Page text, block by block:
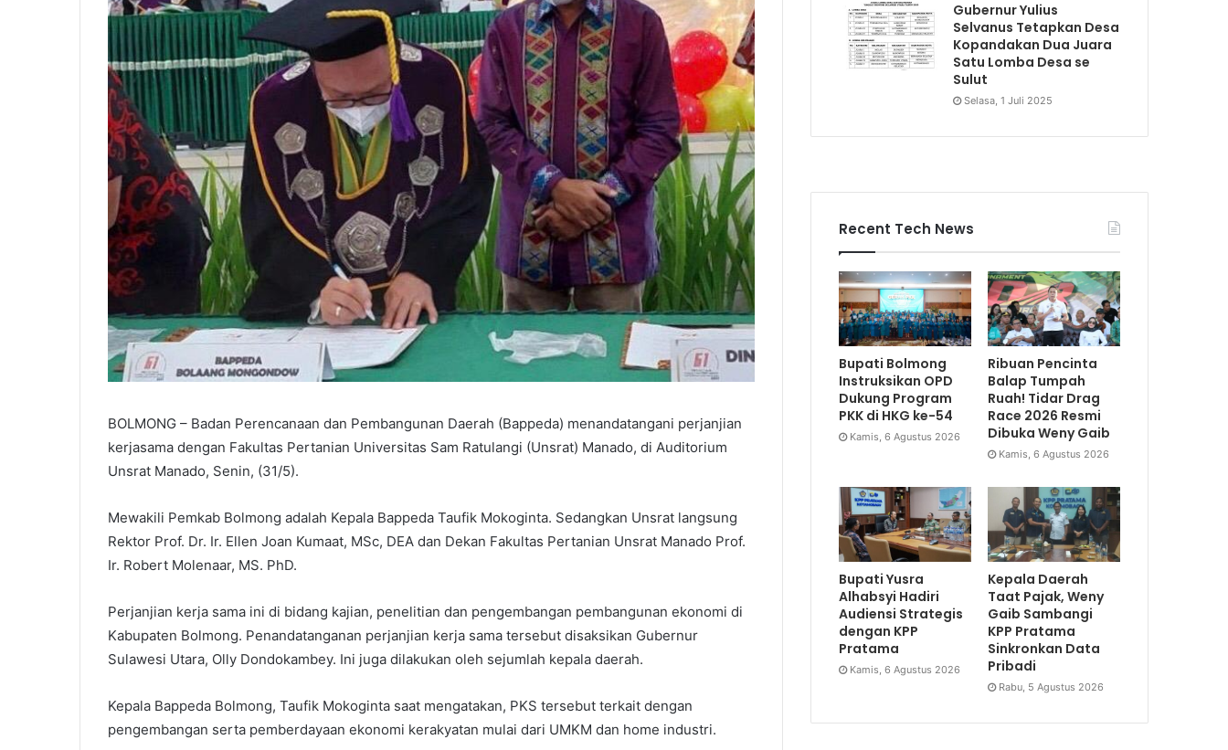
BOLMONG – Badan Perencanaan dan Pembangunan Daerah (Bappeda) menandatangani perjanjian
kerjasama dengan Fakultas Pertanian Universitas Sam Ratulangi (Unsrat) Manado, di Auditorium
Unsrat Manado, Senin, (31/5).
Mewakili Pemkab Bolmong adalah Kepala Bappeda Taufik Mokoginta. Sedangkan Unsrat langsung
Rektor Prof. Dr. Ir. Ellen Joan Kumaat, MSc, DEA dan Dekan Fakultas Pertanian Unsrat Manado Prof.
Ir. Robert Molenaar, MS. PhD.
Perjanjian kerja sama ini di bidang kajian, penelitian dan pengembangan pembangunan ekonomi di
Kabupaten Bolmong. Penandatanganan perjanjian kerja sama tersebut disaksikan Gubernur
Sulawesi Utara, Olly Dondokambey. Ini juga dilakukan oleh sejumlah kepala daerah.
Kepala Bappeda Bolmong, Taufik Mokoginta saat mengatakan, PKS tersebut terkait dengan
pengembangan serta pemberdayaan ekonomi kerakyatan mulai dari UMKM dan home industri.
Gubernur Yulius
Selvanus Tetapkan Desa
Kopandakan Dua Juara
Satu Lomba Desa se
Sulut
Selasa, 1 Juli 2025
Recent Tech News
Bupati Bolmong
Instruksikan OPD
Dukung Program
PKK di HKG ke-54
Kamis, 6 Agustus 2026
Ribuan Pencinta
Balap Tumpah
Ruah! Tidar Drag
Race 2026 Resmi
Dibuka Weny Gaib
Kamis, 6 Agustus 2026
Bupati Yusra
Alhabsyi Hadiri
Audiensi Strategis
dengan KPP
Pratama
Kamis, 6 Agustus 2026
Kepala Daerah
Taat Pajak, Weny
Gaib Sambangi
KPP Pratama
Sinkronkan Data
Pribadi
Rabu, 5 Agustus 2026